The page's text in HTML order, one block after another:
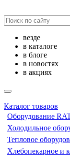
везде
в каталоге
в блоге
в новостях
в акциях
Каталог товаров
Оборудование
Холодильное
Тепловое
Хлебопекарное и